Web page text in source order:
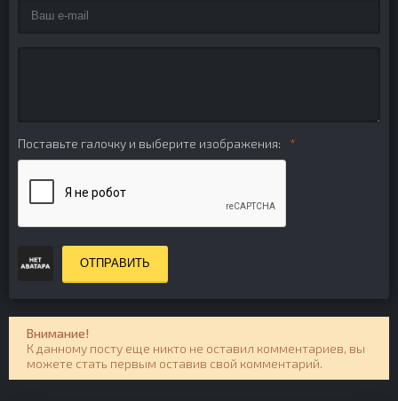
Поставьте галочку и выберите изображения:
ОТПРАВИТЬ
Внимание!
К данному посту еще никто не оставил комментариев, вы
можете стать первым оставив свой комментарий.